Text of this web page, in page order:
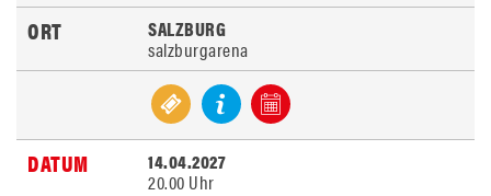
SALZBURG
salzburgarena
14.04.2027
20.00 Uhr